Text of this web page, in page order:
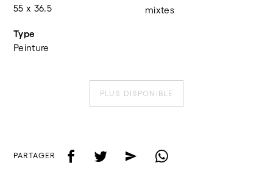
55 x 36.5
mixtes
Type
Peinture
PLUS DISPONIBLE
PARTAGER f t e w